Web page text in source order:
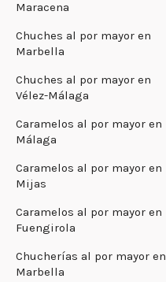
Maracena
Chuches al por mayor en
Marbella
Chuches al por mayor en
Vélez-Málaga
Caramelos al por mayor en
Málaga
Caramelos al por mayor en
Mijas
Caramelos al por mayor en
Fuengirola
Chucherías al por mayor en
Marbella